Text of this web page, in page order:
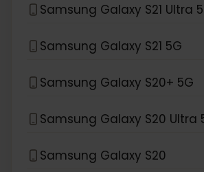
Samsung Galaxy S21 Ultra
Samsung Galaxy S21 5G
Samsung Galaxy S20+ 5G
Samsung Galaxy S20 Ultra
Samsung Galaxy S20